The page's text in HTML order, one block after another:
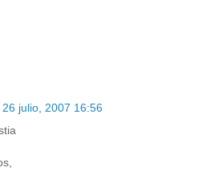
26 julio, 2007 16:56